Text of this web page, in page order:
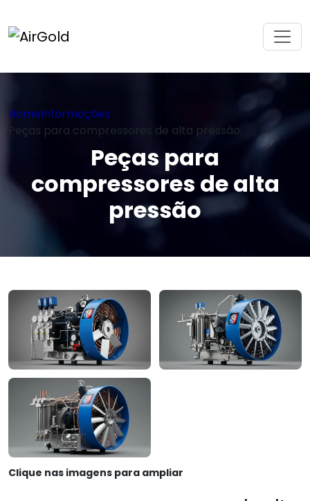
HomeInformações
Peças para compressores de alta pressão
Peças para
compressores de alta
pressão
Clique nas imagens para ampliar